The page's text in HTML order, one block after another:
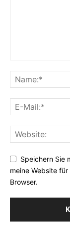
Speichern Sie
meine Website
Browser.